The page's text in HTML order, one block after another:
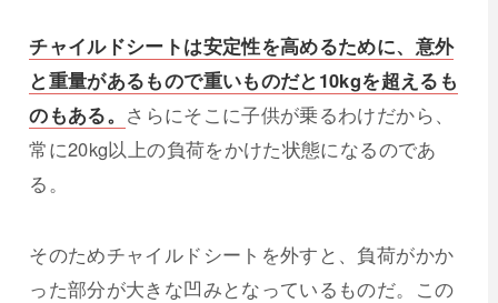
チャイルドシートは安定性を高めるために、意外
と重量があるもので重いものだと10kgを超えるも
のもある。 さらにそこに子供が乗るわけだから、
常に20kg以上の負荷をかけた状態になるのであ
る。
そのためチャイルドシートを外すと、負荷がかか
った部分が大きな凹みとなっているものだ。この